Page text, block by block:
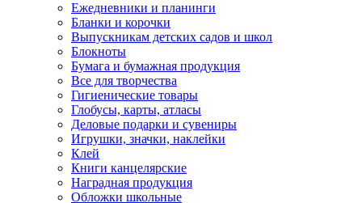
Ежедневники и планинги
Бланки и корочки
Выпускникам детских садов и школ
Блокноты
Бумага и бумажная продукция
Все для творчества
Гигиенические товары
Глобусы, карты, атласы
Деловые подарки и сувениры
Игрушки, значки, наклейки
Клей
Книги канцелярские
Наградная продукция
Обложки школьные